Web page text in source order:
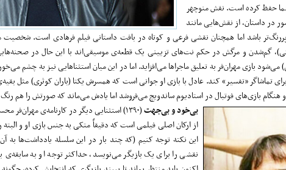
حفظ کرده است. نقش منوچهر
در داستان، از نقش‌هایی مانند
پر‌رنگ‌تر باشد اما همچنان نقشی فرعی و کوتاه در بافت داستانی فیلم فرهادی است.
گم‌شدن و مرگش در حکم نت‌های تزیینی یک قطعه‌ی موسیقی‌اند با این حال در
بازی مهران‌فر به تعلیق ماجراها می‌افزاید. اما در این میان استثناهایی نیز به چشم
تماشاگر «تفسیر» کند. عادل با بازی او جوانی است که همسرش یکتا (باران کوثری) مثل
بازی‌‌های فوتبال در استادیوم ساندویچ می‌فروشد اما یادش می‌ماند که صورتش را هم
بی‌خود و بی‌جهت
(۱۳۹۰) استثنایی دیگر در کارنامه‌ی‌
از ارکان اصلی فیلمی است که دقیقاً متکی به جنس بازی او و
این نکته توجه کنیم (که چند بار در این سلسله یادداشت‌ها به
نقشی را برای یک بازیگر می‌نویسد، حداکثر توجه او به